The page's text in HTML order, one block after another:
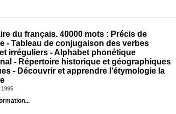
du français. 40000 mots : Précis de
- Tableau de conjugaison des verbes
irréguliers - Alphabet phonétique
- Répertoire historique et géographiques
- Découvrir et apprendre l'étymologie la
1995